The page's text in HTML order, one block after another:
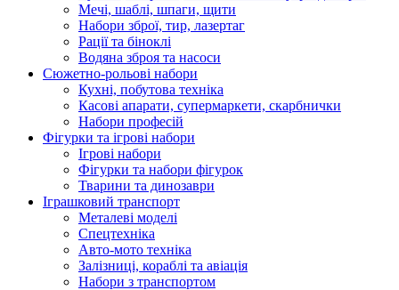
Мечі, шаблі, шпаги, щити
Набори зброї, тир, лазертаг
Рації та біноклі
Водяна зброя та насоси
Сюжетно-рольові набори
Кухні, побутова техніка
Касові апарати, супермаркети, скарбнички
Набори професій
Фігурки та ігрові набори
Ігрові набори
Фігурки та набори фігурок
Тварини та динозаври
Іграшковий транспорт
Металеві моделі
Спецтехніка
Авто-мото техніка
Залізниці, кораблі та авіація
Набори з транспортом